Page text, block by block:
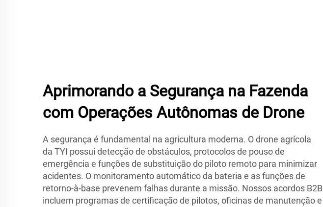
Aprimorando a Segurança na Fazenda
com Operações Autônomas de Drone
A segurança é fundamental na agricultura moderna. O drone agrícola
da TYI possui detecção de obstáculos, protocolos de pouso de
emergência e funções de substituição do piloto remoto para minimizar
acidentes. O monitoramento automático da bateria e as funções de
retorno-à-base prevenem falhas durante a missão. Nossos acordos B2B
incluem programas de certificação de pilotos, oficinas de manutenção e